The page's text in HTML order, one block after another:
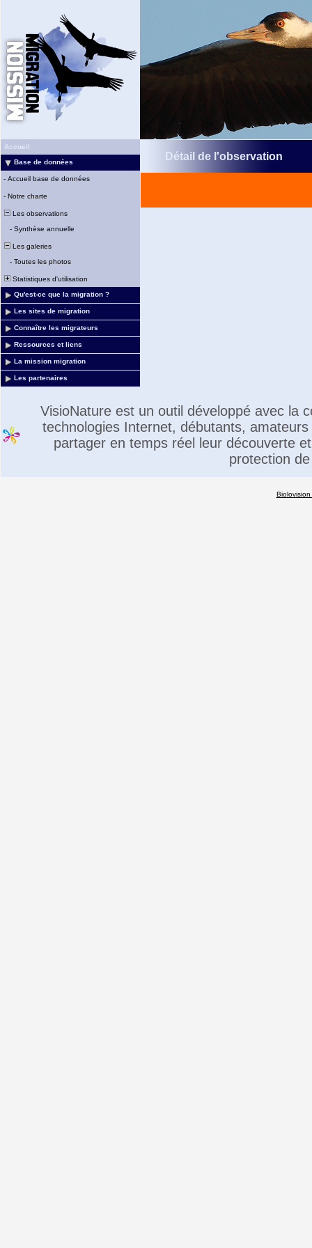
Accueil
Base de données
- Accueil base de données
- Notre charte
Les observations
- Synthèse annuelle
Les galeries
- Toutes les photos
Statistiques d'utilisation
Qu'est-ce que la migration ?
Les sites de migration
Connaître les migrateurs
Ressources et liens
La mission migration
Les partenaires
Détail de l'observation
VisioNature est un outil développé avec la
technologies Internet, débutants,
partager en temps réel leur découverte
protection
Biolovision